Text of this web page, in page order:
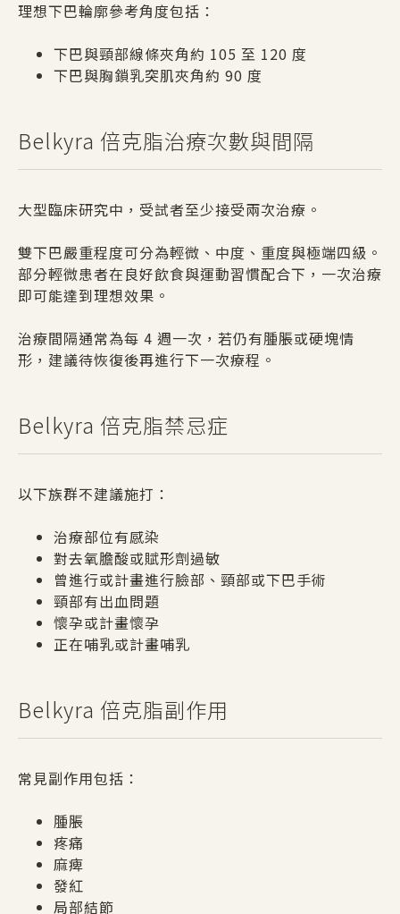
理想下巴輪廓參考角度包括：
下巴與頸部線條夾角約 105 至 120 度
下巴與胸鎖乳突肌夾角約 90 度
Belkyra 倍克脂治療次數與間隔
大型臨床研究中，受試者至少接受兩次治療。
雙下巴嚴重程度可分為輕微、中度、重度與極端四級。
部分輕微患者在良好飲食與運動習慣配合下，一次治療
即可能達到理想效果。
治療間隔通常為每 4 週一次，若仍有腫脹或硬塊情
形，建議待恢復後再進行下一次療程。
Belkyra 倍克脂禁忌症
以下族群不建議施打：
治療部位有感染
對去氧膽酸或賦形劑過敏
曾進行或計畫進行臉部、頸部或下巴手術
頸部有出血問題
懷孕或計畫懷孕
正在哺乳或計畫哺乳
Belkyra 倍克脂副作用
常見副作用包括：
腫脹
疼痛
麻痺
發紅
局部結節